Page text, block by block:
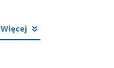
Więcej